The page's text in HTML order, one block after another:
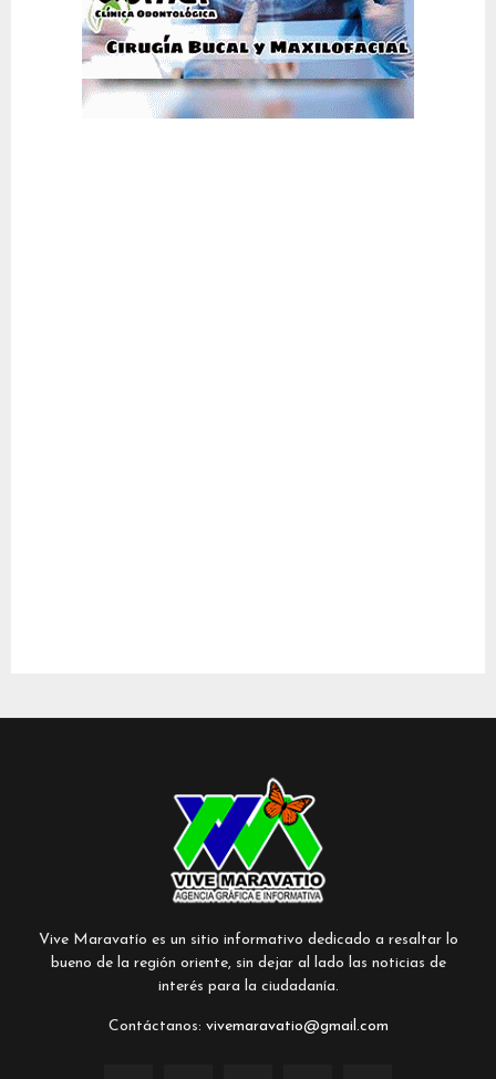
Vive Maravatío es un sitio informativo dedicado a resaltar lo
bueno de la región oriente, sin dejar al lado las noticias de
interés para la ciudadanía.
Contáctanos: vivemaravatio@gmail.com